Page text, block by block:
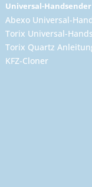
Universal-
Abexo Universal-
Torix Universal-
Torix Quartz
KFZ-Cloner